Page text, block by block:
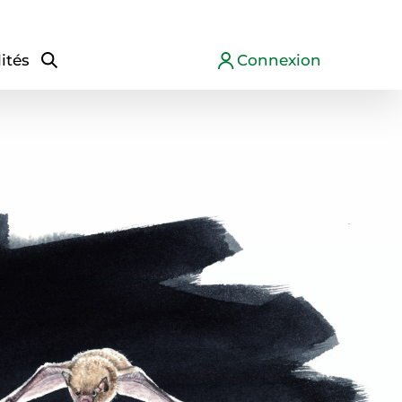
Connexion